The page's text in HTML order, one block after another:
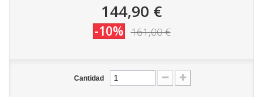
144,90 €
-10% 161,00 €
Cantidad